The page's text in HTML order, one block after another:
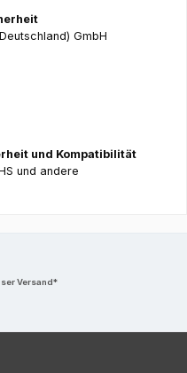
GmbH
und Kompatibilität
und andere
Versand*